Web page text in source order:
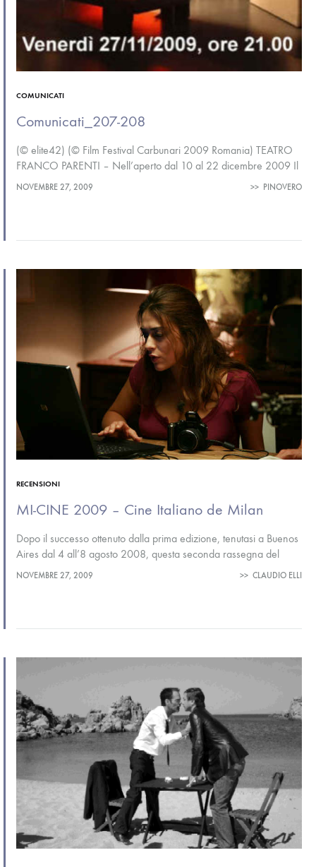
COMUNICATI
Comunicati_207-208
(© elite42) (© Film Festival Carbunari 2009 Romania) TEATRO
FRANCO PARENTI – Nell’aperto dal 10 al 22 dicembre 2009 Il
mondo del lavoro raccolto da un pittore: Antonio Pauciulo
NOVEMBRE 27, 2009 >> PINOVERO
RECENSIONI
MI-CINE 2009 – Cine Italiano de Milan
Dopo il successo ottenuto dalla prima edizione, tenutasi a Buenos
Aires dal 4 all’8 agosto 2008, questa seconda rassegna del
cinema milanese, varata il 25 novembre con la cerimonia
NOVEMBRE 27, 2009 >> CLAUDIO ELLI